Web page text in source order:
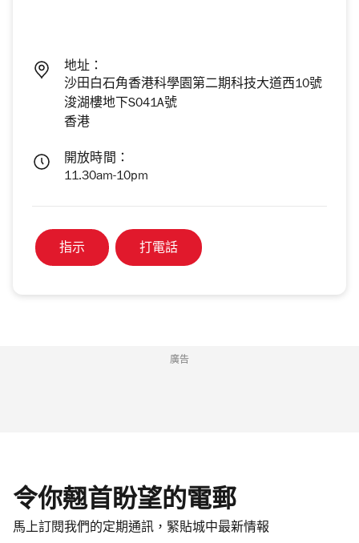
地址：
沙田白石角香港科學園第二期科技大道西10號
浚湖樓地下S041A號
香港
開放時間：
11.30am-10pm
指示 打電話
廣告
令你翹首盼望的電郵
馬上訂閱我們的定期通訊，緊貼城中最新情報